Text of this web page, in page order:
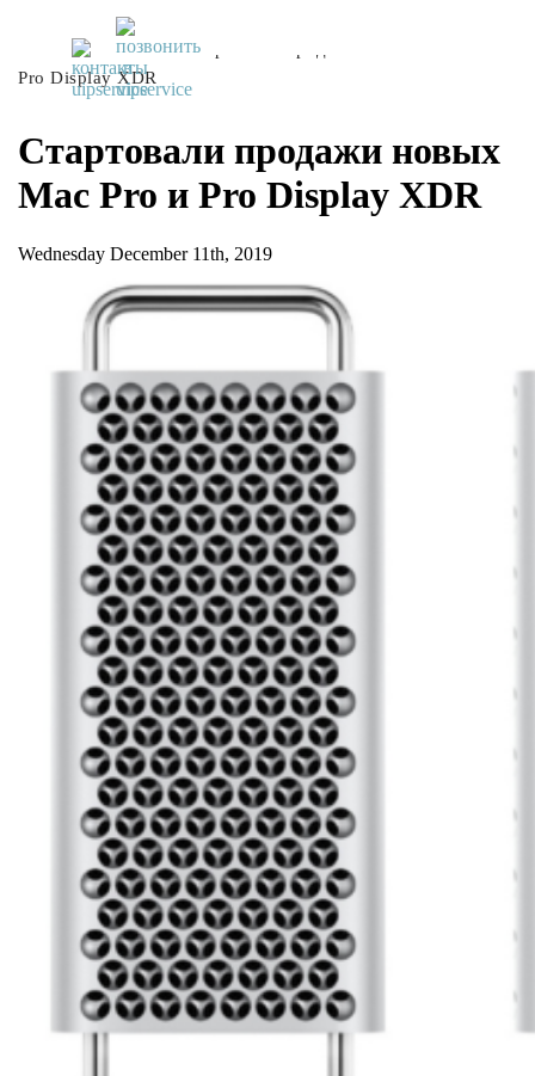
UiPservice »Блог»Стартовали продажи новых Mac Pro и
Pro Display XDR
Стартовали продажи новых
Mac Pro и Pro Display XDR
Wednesday December 11th, 2019